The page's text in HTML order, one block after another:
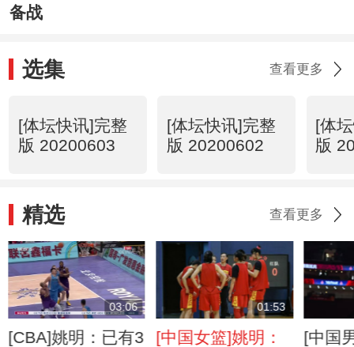
备战
选集 查看更多
[体坛快讯]完整
版 20200603
[体坛快讯]完整
版 20200602
[体
版
精选 查看更多
03:06
[CBA]姚明：已有3
01:53
[中国女篮]姚明：
[中国